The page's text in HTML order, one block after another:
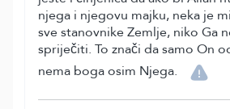
njega i njegovu majku, neka je
sve stanovnike Zemlje, niko Ga
spriječiti. To znači da samo On
nema boga osim Njega.